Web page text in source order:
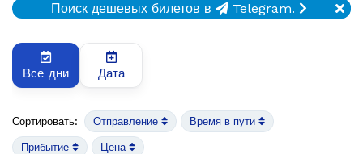
Поиск дешевых билетов в Telegram.
Все дни Дата
Сортировать: Отправление Время в пути
Прибытие Цена